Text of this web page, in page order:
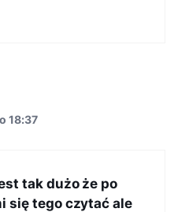
18:37
tak dużo że po
się tego czytać ale